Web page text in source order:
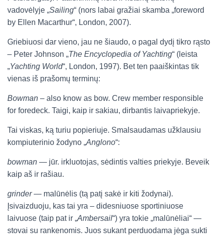
vadovėlyje „Sailing“ (nors labai gražiai skamba „foreword
by Ellen Macarthur“, London, 2007).
Griebiuosi dar vieno, jau ne šiaudo, o pagal dydį tikro rąsto
– Peter Johnson „The Encyclopedia of Yachting“ (leista
„Yachting World“, London, 1997). Bet ten paaiškintas tik
vienas iš prašomų terminų:
Bowman – also know as bow. Crew member responsible
for foredeck. Taigi, kaip ir sakiau, dirbantis laivapriekyje.
Tai viskas, ką turiu popieriuje. Smalsaudamas užklausiu
kompiuterinio žodyno „Anglono“:
bowman — jūr. irkluotojas, sėdintis valties priekyje. Beveik
kaip aš ir rašiau.
grinder— malūnėlis (tą patį sakė ir kiti žodynai).
Įsivaizduoju, kas tai yra – didesniuose sportiniuose
laivuose (taip pat ir „Ambersail“) yra tokie „malūnėliai“ —
stovai su rankenomis. Juos sukant perduodama jėga sukti